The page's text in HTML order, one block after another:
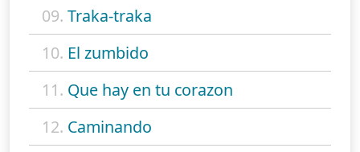
09. Traka-traka
10. El zumbido
11. Que hay en tu corazon
12. Caminando